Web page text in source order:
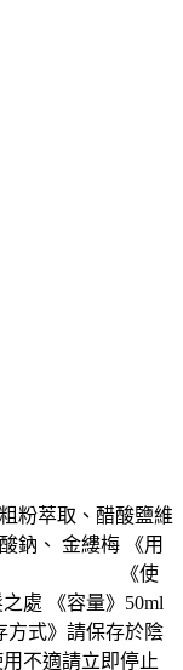
粉萃取、醋酸鹽維
鈉、 金縷梅 《用
髮 《使
處 《容量》50ml
方式》請保存於陰
不適請立即停止